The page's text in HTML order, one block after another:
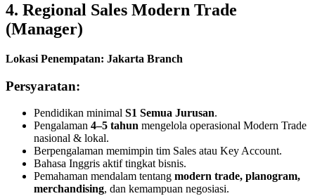
4. Regional Sales Modern Trade
(Manager)
Lokasi Penempatan: Jakarta Branch
Persyaratan:
Pendidikan minimal S1 Semua Jurusan.
Pengalaman 4–5 tahun mengelola operasional Modern Trade
nasional & lokal.
Berpengalaman memimpin tim Sales atau Key Account.
Bahasa Inggris aktif tingkat bisnis.
Pemahaman mendalam tentang modern trade, planogram,
merchandising, dan kemampuan negosiasi.